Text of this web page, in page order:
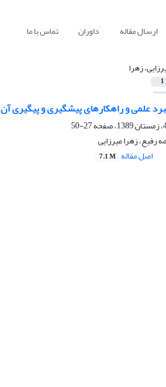
ارسال مقاله داوران تماس با ما
زهرا
1
علمی و راهکارهای پیشگیری و پیگیری آن
27-50
رفیع، زهرا میرزایی
اصل مقاله 7.1 M